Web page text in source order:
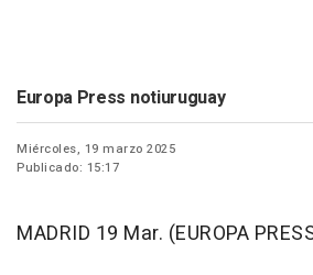
Europa Press notiuruguay
Miércoles, 19 marzo 2025
Publicado: 15:17
MADRID 19 Mar. (EUROPA